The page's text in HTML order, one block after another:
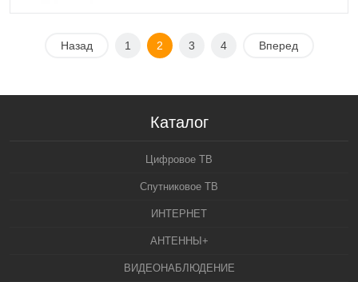
Назад 1 2 3 4 Вперед
Каталог
Цифровое ТВ
Спутниковое ТВ
ИНТЕРНЕТ
АНТЕННЫ+
ВИДЕОНАБЛЮДЕНИЕ